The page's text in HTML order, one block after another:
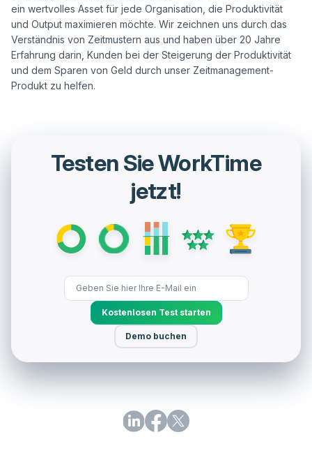
ein wertvolles Asset für jede Organisation, die Produktivität
und Output maximieren möchte. Wir zeichnen uns durch das
Verständnis von Zeitmustern aus und haben über 20 Jahre
Erfahrung darin, Kunden bei der Steigerung der Produktivität
und dem Sparen von Geld durch unser Zeitmanagement-
Testen Sie WorkTime
jetzt!
Kostenlosen Test starten
Demo buchen